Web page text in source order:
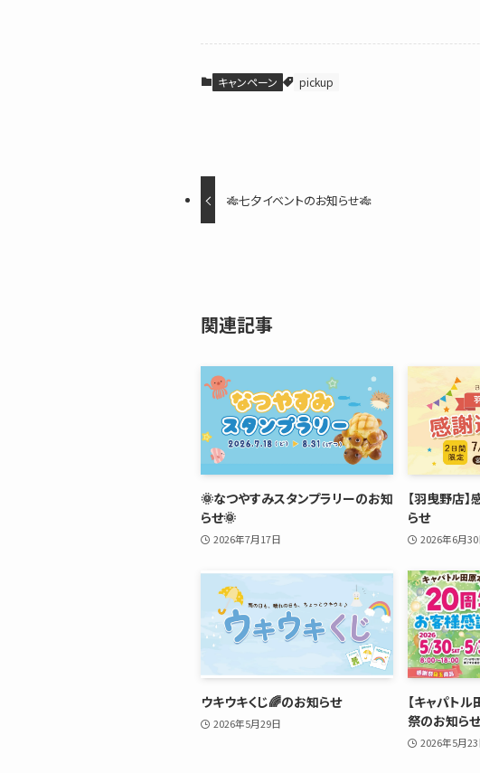
キャンペーン pickup
🎋七夕イベントのお知らせ🎋
関連記事
🌞なつやすみスタンプラリーのお知
らせ🌞
2026年7月17日
【羽曳野店
らせ
2026年6月30
ウキウキくじ🌈のお知らせ
2026年5月29日
【キャパト
祭のお知らせ
2026年5月23